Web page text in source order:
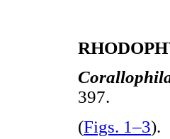
397.
(Figs. 1–3).